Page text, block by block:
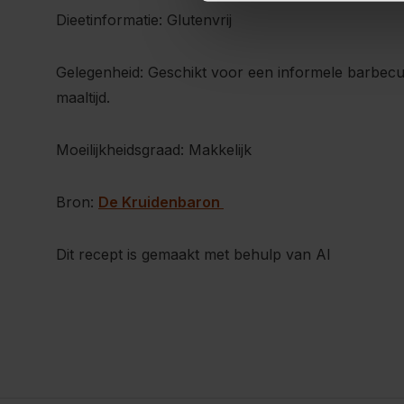
Dieetinformatie: Glutenvrij
Gelegenheid: Geschikt voor een informele
maaltijd.
Moeilijkheidsgraad: Makkelijk
Bron: De Kruidenbaron
Dit recept is gemaakt met behulp van AI